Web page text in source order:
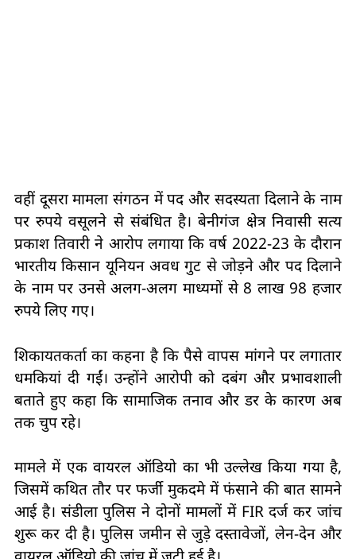
वहीं दूसरा मामला संगठन में पद और सदस्यता दिलाने के नाम
पर रुपये वसूलने से संबंधित है। बेनीगंज क्षेत्र निवासी सत्य
प्रकाश तिवारी ने आरोप लगाया कि वर्ष 2022-23 के दौरान
भारतीय किसान यूनियन अवध गुट से जोड़ने और पद दिलाने
के नाम पर उनसे अलग-अलग माध्यमों से 8 लाख 98 हजार
रुपये लिए गए।
शिकायतकर्ता का कहना है कि पैसे वापस मांगने पर लगातार
धमकियां दी गईं। उन्होंने आरोपी को दबंग और प्रभावशाली
बताते हुए कहा कि सामाजिक तनाव और डर के कारण अब
तक चुप रहे।
मामले में एक वायरल ऑडियो का भी उल्लेख किया गया है,
जिसमें कथित तौर पर फर्जी मुकदमे में फंसाने की बात सामने
आई है। संडीला पुलिस ने दोनों मामलों में FIR दर्ज कर जांच
शुरू कर दी है। पुलिस जमीन से जुड़े दस्तावेजों, लेन-देन और